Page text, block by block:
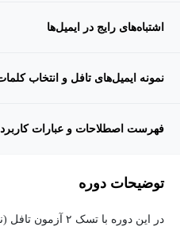
اشتباه‌های رایج در ایمیل‌ها
نمونه ایمیل‌های تافل و انتخاب
فهرست اصطلاحات و عبارات
توضیحات دوره
در این دوره با تسک